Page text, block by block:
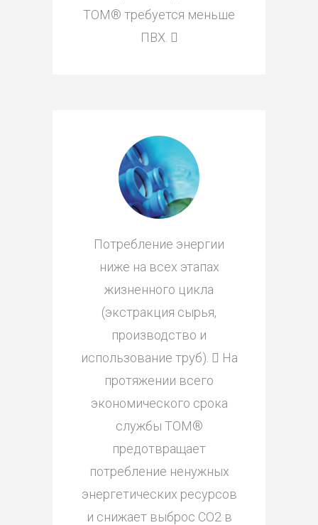
TOM® требуется меньше
ПВХ. 
Потребление энергии
ниже на всех этапах
жизненного цикла
(экстракция сырья,
производство и
использование труб).  На
протяжении всего
экономического срока
службы TOM®
предотвращает
потребление ненужных
энергетических ресурсов
и снижает выброс CO2 в